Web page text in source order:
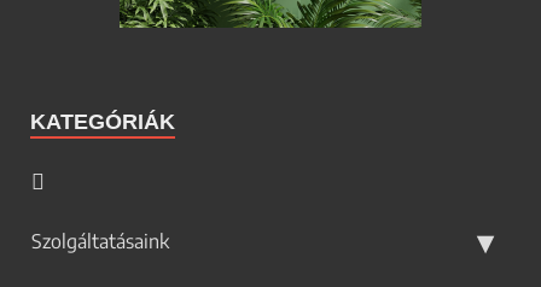
KATEGÓRIÁK
Szolgáltatásaink